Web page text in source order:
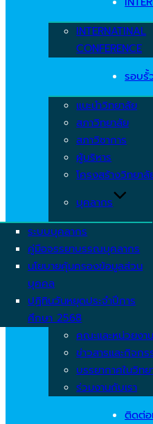
INTERNATINAL
CONFERENCE
รอบรั้
แนะนำวิทยาลัย
สภาวิทยาลัย
สภาวิชาการ
ผู้บริหาร
โครงสร้างวิทยาลั
บุคลากร
ระบบบุคลากร
คู่มือจรรยาบรรณบุคลากร
นโยบายคุ้มครองข้อมูลส่วน
บุคคล
ปฏิทินวันหยุดประจำปีการ
ศึกษา 2568
คณะและหน่วยงาน
ข่าวสารและกิจกร
บรรยากาศในวิท
ร่วมงานกับเรา
ติดต่อ